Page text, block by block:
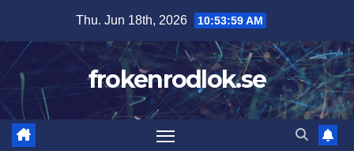
content
Thu. Jun 18th, 2026 10:54:01 AM
frokenrodlok.se